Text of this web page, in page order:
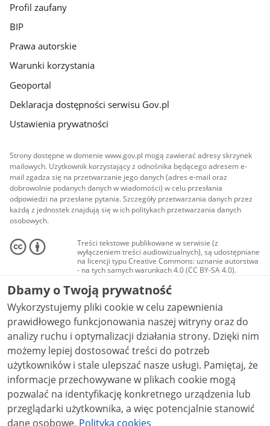
Profil zaufany
BIP
Prawa autorskie
Warunki korzystania
Geoportal
Deklaracja dostępności serwisu Gov.pl
Ustawienia prywatności
Strony dostępne w domenie www.gov.pl mogą zawierać adresy skrzynek
mailowych. Użytkownik korzystający z odnośnika będącego adresem e-
mail zgadza się na przetwarzanie jego danych (adres e-mail oraz
dobrowolnie podanych danych w wiadomości) w celu przesłania
odpowiedzi na przesłane pytania. Szczegóły przetwarzania danych przez
każdą z jednostek znajdują się w ich politykach przetwarzania danych
osobowych.
Treści tekstowe publikowane w serwisie (z
wyłączeniem treści audiowizualnych), są udostępniane
na licencji typu Creative Commons: uznanie autorstwa
- na tych samych warunkach 4.0 (CC BY-SA 4.0).
Materiały audiowizualne, w tym zdjęcia, materiały
audio i wideo, są udostępniane na licencji typu
Creative Commons: uznanie autorstwa użycie
niekomercyjne - bez utworów zależnych 4.0 (CC BY-
NC-ND 4.0), o ile nie jest to stwierdzone inaczej.
Dbamy o Twoją prywatność
Wykorzystujemy pliki cookie w celu zapewnienia
prawidłowego funkcjonowania naszej witryny oraz do
analizy ruchu i optymalizacji działania strony. Dzięki nim
możemy lepiej dostosować treści do potrzeb
użytkowników i stale ulepszać nasze usługi. Pamiętaj, że
informacje przechowywane w plikach cookie mogą
pozwalać na identyfikację konkretnego urządzenia lub
przeglądarki użytkownika, a więc potencjalnie stanowić
dane osobowe. Polityka cookies